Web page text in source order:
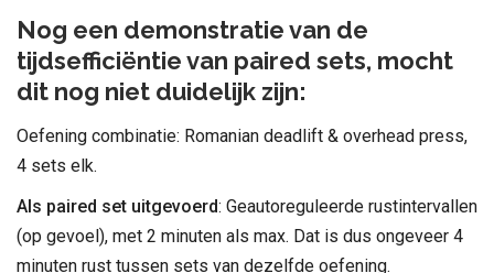
Nog een demonstratie van de
tijdsefficiëntie van paired sets, mocht
dit nog niet duidelijk zijn:
Oefening combinatie: Romanian deadlift & overhead press,
4 sets elk.
Als paired set uitgevoerd: Geautoreguleerde rustintervallen
(op gevoel), met 2 minuten als max. Dat is dus ongeveer 4
minuten rust tussen sets van dezelfde oefening.